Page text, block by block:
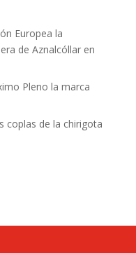
Europea la
de Aznalcóllar en
Pleno la marca
coplas de la chirigota